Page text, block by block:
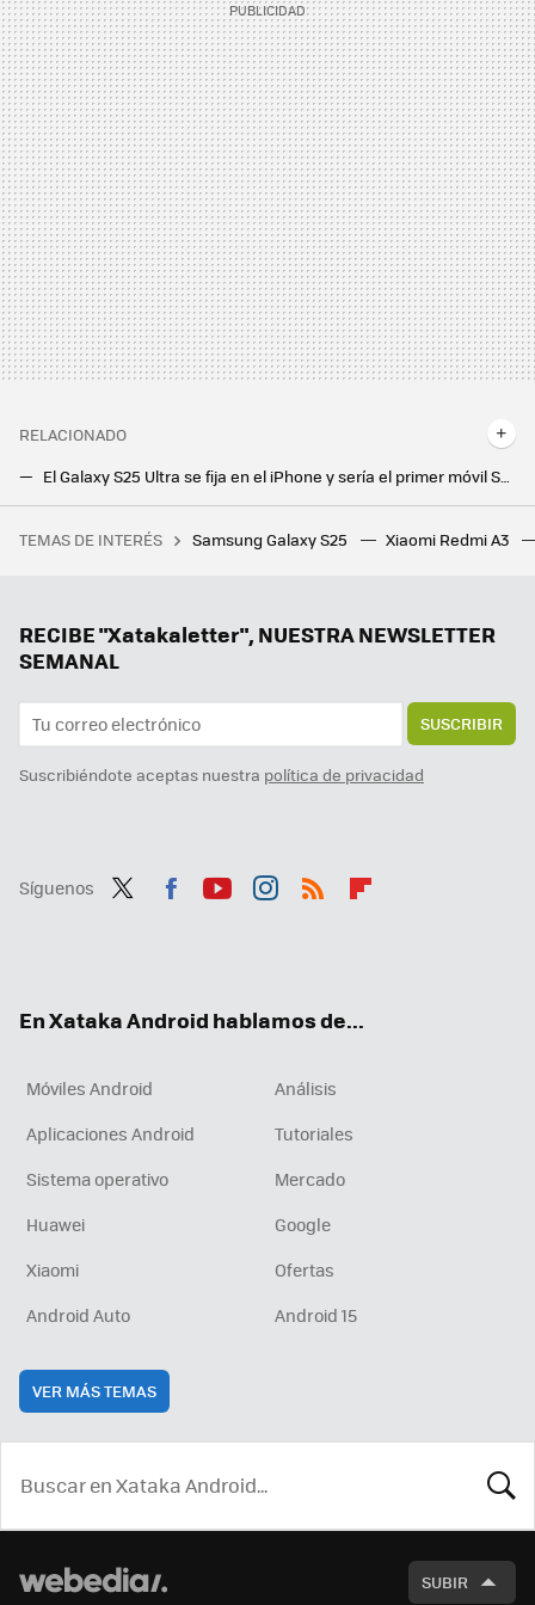
RELACIONADO
El Galaxy S25 Ultra se fija en el iPhone y sería el primer móvil Samsung en contar con conectividad por satélite
Es posible cambiar WhatsApp y Telegram por alternativas europeas. Estas son las mejores
TEMAS DE INTERÉS Samsung Galaxy S25 Xiaomi Redmi A3
RECIBE "Xatakaletter", NUESTRA NEWSLETTER
SEMANAL
SUSCRIBIR
Suscribiéndote aceptas nuestra política de privacidad
Síguenos
En Xataka Android hablamos de...
Móviles Android
Análisis
Aplicaciones Android
Tutoriales
Sistema operativo
Mercado
Huawei
Google
Xiaomi
Ofertas
Android Auto
Android 15
VER MÁS TEMAS
SUBIR